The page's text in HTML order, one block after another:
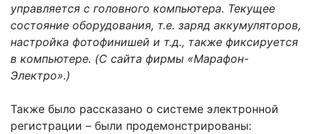
управляется с головного компьютера. Текущее
состояние оборудования, т.е. заряд аккумуляторов,
настройка фотофинишей и т.д., также фиксируется
в компьютере. (C сайта фирмы «Марафон-
Электро».)
Также было рассказано о системе электронной
регистрации – были продемонстрированы: